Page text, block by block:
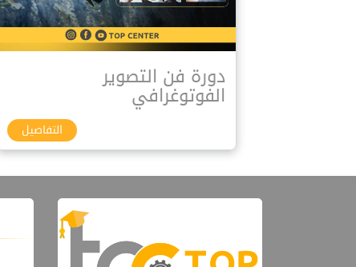
دورة فن التصوير
الفوتوغرافي
التفاصيل